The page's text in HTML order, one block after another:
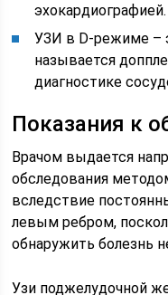
эхокардиографией.
УЗИ в D-режиме –
называется
диагностике
Показания к
Врачом выдается
обследования
вследствие
левым ребром,
обнаружить болезнь
Узи поджелудочной